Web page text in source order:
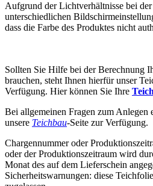
Aufgrund der Lichtverhältnisse bei
unterschiedlichen
dass die Farbe des Produktes nicht
Sollten Sie Hilfe bei der Berechnung
brauchen, steht Ihnen hierfür unser
Verfügung. Hier können Sie Ihre
Bei allgemeinen Fragen zum Anlegen
unsere Teichbau-Seite zur Verfügung.
Chargennummer oder
oder der Produktionszeitraum wird
Monat des auf dem Lieferschein
Sicherheitswarnungen: diese